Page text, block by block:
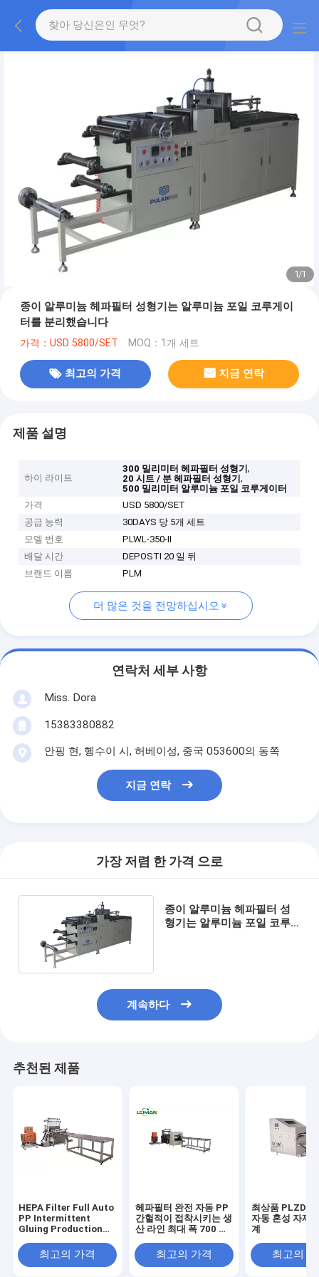
1/1
종이 알루미늄 헤파필터 성형기는 알루미늄 포일 코루게이
터를 분리했습니다
가격：USD 5800/SET MOQ：1개 세트
최고의 가격 지금 연락
제품 설명
하이 라이트
300 밀리미터 헤파필터 성형기,
20 시트 / 분 헤파필터 성형기,
500 밀리미터 알루미늄 포일 코루게이터
가격
USD 5800/SET
공급 능력
30DAYS 당 5개 세트
모델 번호
PLWL-350-II
배달 시간
DEPOSTI 20 일 뒤
브랜드 이름
PLM
더 많은 것을 전망하십시오
연락처 세부 사항
Miss. Dora
15383380882
안핑 현, 헹수이 시, 허베이성, 중국 053600의 동쪽
지금 연락
가장 저렴 한 가격 으로
종이 알루미늄 헤파필터 성
형기는 알루미늄 포일 코루
계속하다
추천된 제품
HEPA Filter Full Auto
PP Intermittent
Gluing Production
700mm최고의 가격
헤파필터 완전 자동 PP
간헐적이 접착시키는 생
산 라인 최대 폭 700 밀
최고의 가격
최상품 PLZD-
자동 혼성 자재
계
최고의